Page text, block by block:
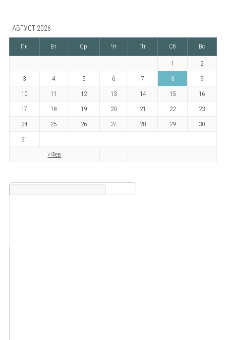
АВГУСТ 2026
Пн Вт Ср Чт Пт Сб Вс
« Фев
1
2
3
4 5 6 7 8
9
10
11 12 13 14 15
16
17
18 19 20 21 22
23
24
25 26 27 28 29
30
31